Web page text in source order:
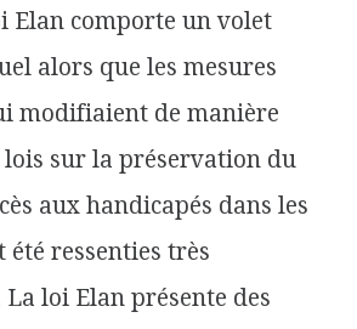
Elan comporte un volet
alors que les mesures
modifiaient de manière
sur la préservation du
aux handicapés dans les
ressenties très
loi Elan présente des